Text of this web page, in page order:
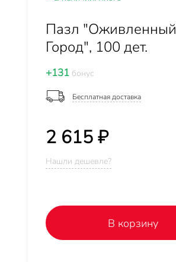
Пазл "Оживленный
Город", 100 дет.
+131бонус
Бесплатная доставка
2 615 ₽
Нашли дешевле?
В корзину